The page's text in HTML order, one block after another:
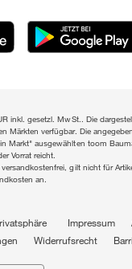
inkl. gesetzl. MwSt.. Die
Märkten verfügbar. Die
Markt" ausgewählten toom
Vorrat reicht.
gilt nicht für
an.
Impressum
Widerrufsrecht